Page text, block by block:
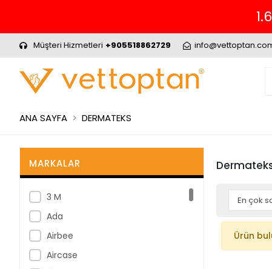
Müşteri Hizmetleri +905518862729
ANA SAYFA DERMATEKS
MARKALAR
3 M
Ada
Airbee
Aircase
Ürün